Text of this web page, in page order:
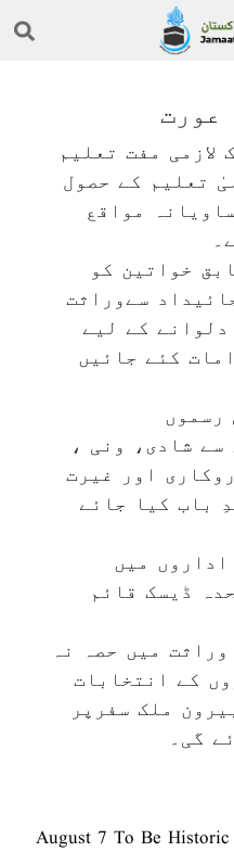
عورت
لازمی مفت تعلیم
تعلیم کے حصول
مواقع
خواتین کو
سےوراثت
کے لیے
کئے جائیں
رسموں
سے شادی، ونی ،
اور غیرت
باب کیا جائے
میں
ڈیسک قائم
میں حصہ نہ
کے انتخابات
ملک سفرپر
گی۔
August 7 To Be